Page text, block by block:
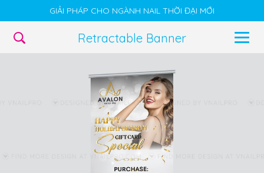
GIẢI PHÁP CHO NGÀNH NAIL THỜI ĐẠI MỚI
Retractable Banner